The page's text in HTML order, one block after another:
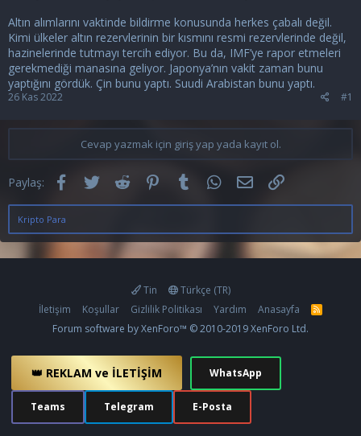
Altın alımlarını vaktinde bildirme konusunda herkes çabalı değil.
Kimi ülkeler altın rezervlerinin bir kısmını resmi rezervlerinde değil,
hazinelerinde tutmayı tercih ediyor. Bu da, IMF’ye rapor etmeleri
gerekmediği manasına geliyor. Japonya’nın vakit zaman bunu
yaptığını gördük. Çin bunu yaptı. Suudi Arabistan bunu yaptı.
26 Kas 2022 #1
Cevap yazmak için giriş yap yada kayıt ol.
Paylaş: Facebook
TwitterReddit PinterestTumblrWhatsApp
E-postaLink
Kripto Para
Tin
Türkçe (TR)
İletişim
Koşullar Gizlilik Politikası Yardım Anasayfa
R
S
Forum software by XenForo™ © 2010-2019 XenForo Ltd.
👑 REKLAM ve İLETİŞİM WhatsApp
Teams Telegram E-Posta